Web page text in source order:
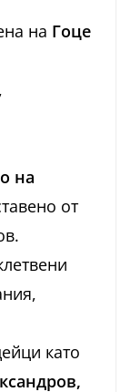
на Гоце
,
на
от
като